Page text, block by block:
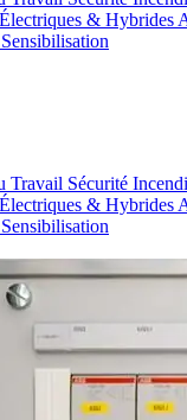
& Hybrides
Travail Sécurité
& Hybrides